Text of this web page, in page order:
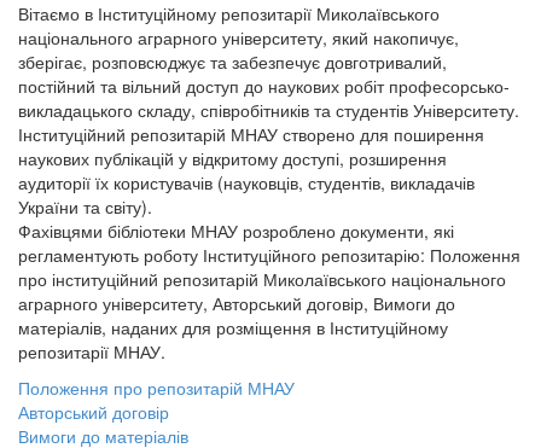
Вітаємо в Інституційному репозитарії Миколаївського
національного аграрного університету, який накопичує,
зберігає, розповсюджує та забезпечує довготривалий,
постійний та вільний доступ до наукових робіт професорсько-
викладацького складу, співробітників та студентів Університету.
Інституційний репозитарій МНАУ створено для поширення
наукових публікацій у відкритому доступі, розширення
аудиторії їх користувачів (науковців, студентів, викладачів
України та світу).
Фахівцями бібліотеки МНАУ розроблено документи, які
регламентують роботу Інституційного репозитарію: Положення
про інституційний репозитарій Миколаївського національного
аграрного університету, Авторський договір, Вимоги до
матеріалів, наданих для розміщення в Інституційному
репозитарії МНАУ.
Положення про репозитарій МНАУ
Авторський договір
Вимоги до матеріалів